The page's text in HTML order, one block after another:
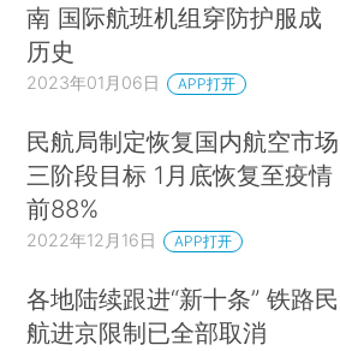
南 国际航班机组穿防护服成
历史
2023年01月06日 APP打开
民航局制定恢复国内航空市场
三阶段目标 1月底恢复至疫情
前88%
2022年12月16日 APP打开
各地陆续跟进“新十条” 铁路民
航进京限制已全部取消